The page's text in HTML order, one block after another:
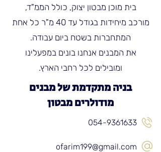
בית מוכן מבטון יצוק, כולל הממ"ד,
מורכב מיחידות בגודל עד 40 מ"ר כל אחת
המתחברות בשטח ביום עבודה.
את המבנים אנחנו בונים במפעלינו
ומובילים לכל רחבי הארץ.
בניה מתקדמת של מבנים
מודולרים מבטון
054-9361633
ofarim199@gmail.com